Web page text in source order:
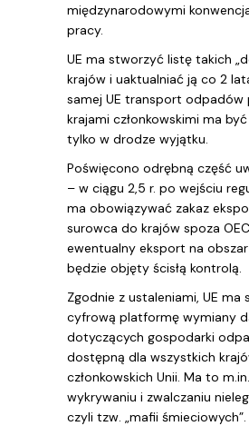
międzynarodowymi
pracy.
UE ma stworzyć listę takich
krajów i uaktualniać ją co 2
samej UE transport odpadów
krajami członkowskimi ma
tylko w drodze wyjątku.
Poświęcono odrębną część
– w ciągu 2,5 r. po wejściu
ma obowiązywać zakaz
surowca do krajów spoza
ewentualny eksport na
będzie objęty ścisłą kontrolą.
Zgodnie z ustaleniami, UE ma
cyfrową platformę wymiany
dotyczących gospodarki
dostępną dla wszystkich
członkowskich Unii. Ma to
wykrywaniu i zwalczaniu
czyli tzw. „mafii śmieciowych”.